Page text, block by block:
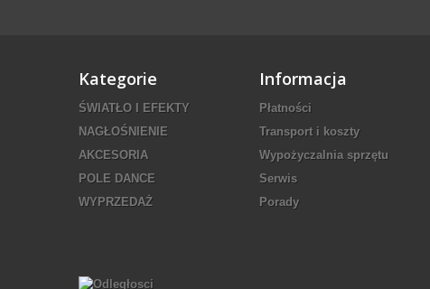
Kategorie
ŚWIATŁO I EFEKTY
NAGŁOŚNIENIE
AKCESORIA
POLE DANCE
WYPRZEDAŻ
Informacja
Płatności
Transport i koszty
Wypożyczalnia sprzętu
Serwis
Porady